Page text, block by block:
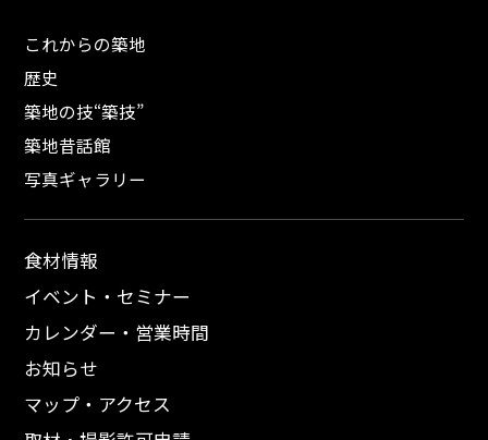
これからの築地
歴史
築地の技“築技”
築地昔話館
写真ギャラリー
食材情報
イベント・セミナー
カレンダー・営業時間
お知らせ
マップ・アクセス